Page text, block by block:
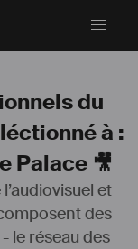
du
à :
Palace 🎥
et
des
le réseau des
des études en
années, le